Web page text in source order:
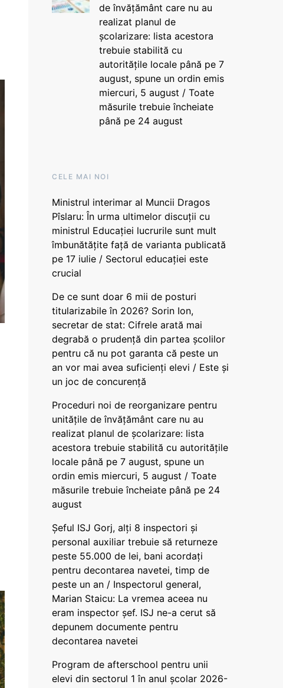
de învățământ care nu au
realizat planul de
școlarizare: lista acestora
trebuie stabilită cu
autoritățile locale până pe 7
august, spune un ordin emis
miercuri, 5 august / Toate
măsurile trebuie încheiate
până pe 24 august
CELE MAI NOI
Ministrul interimar al Muncii Dragos
Pîslaru: În urma ultimelor discuții cu
ministrul Educației lucrurile sunt mult
îmbunătățite față de varianta publicată
pe 17 iulie / Sectorul educației este
crucial
De ce sunt doar 6 mii de posturi
titularizabile în 2026? Sorin Ion,
secretar de stat: Cifrele arată mai
degrabă o prudență din partea școlilor
pentru că nu pot garanta că peste un
an vor mai avea suficienți elevi / Este și
un joc de concurență
Proceduri noi de reorganizare pentru
unitățile de învățământ care nu au
realizat planul de școlarizare: lista
acestora trebuie stabilită cu autoritățile
locale până pe 7 august, spune un
ordin emis miercuri, 5 august / Toate
măsurile trebuie încheiate până pe 24
august
Șeful ISJ Gorj, alți 8 inspectori și
personal auxiliar trebuie să returneze
peste 55.000 de lei, bani acordați
pentru decontarea navetei, timp de
peste un an / Inspectorul general,
Marian Staicu: La vremea aceea nu
eram inspector șef. ISJ ne-a cerut să
depunem documente pentru
decontarea navetei
Program de afterschool pentru unii
elevi din sectorul 1 în anul școlar 2026-